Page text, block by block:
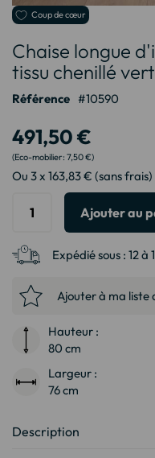
Passer
début
de
la
Galerie
Coup de cœur
Chaise longue
tissu chenillé
Référence 10590
491,50 €
7,50 €
Ou 3 x 163,83 € (sans frais)
Ajouter au
Expédié sous : 12 à
Ajouter à ma liste
Hauteur :
80 cm
Largeur :
76 cm
Description